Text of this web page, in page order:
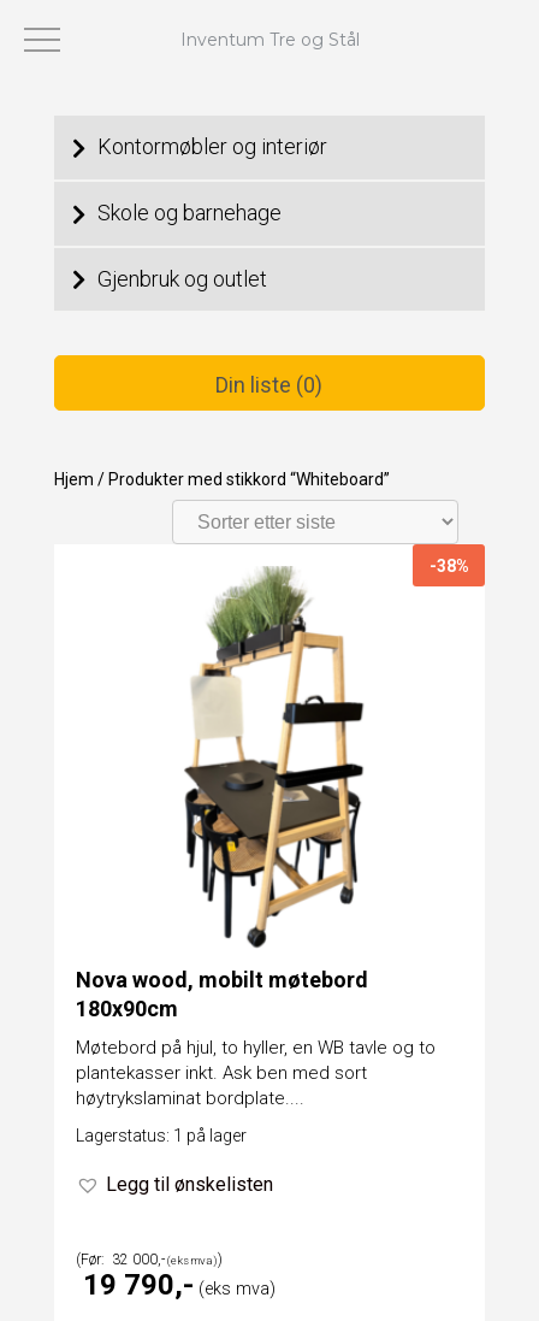
Kontormøbler og interiør
Skole og barnehage
Gjenbruk og outlet
Din liste (0)
Hjem /Produkter med stikkord “Whiteboard”
-38%
Nova wood, mobilt møtebord
180x90cm
Møtebord på hjul, to hyller, en WB tavle og to
plantekasser inkt. Ask ben med sort
høytrykslaminat bordplate....
Lagerstatus: 1 på lager
Legg til ønskelisten
32 000
19 790
Inventum Tre og Stål